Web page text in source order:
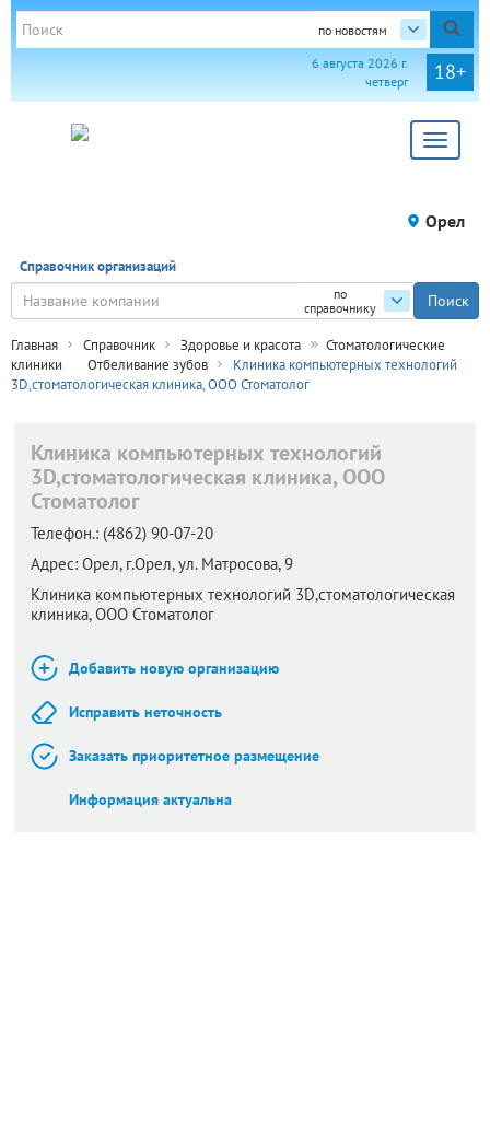
по новостям
18+
6 августа 2026 г.
четверг
Toggle
Орел
Справочник организаций
по
справочнику
Главная Справочник Здоровье и красота
Стоматологические
клиники
Отбеливание зубов
Клиника компьютерных технологий
3D,стоматологическая клиника, ООО Стоматолог
Клиника компьютерных технологий
3D,стоматологическая клиника, ООО
Стоматолог
Телефон.: (4862) 90-07-20
Адрес: Орел, г.Орел, ул. Матросова, 9
Клиника компьютерных технологий 3D,стоматологическая
клиника, ООО Стоматолог
Добавить новую организацию
Исправить неточность
Заказать приоритетное размещение
Информация актуальна